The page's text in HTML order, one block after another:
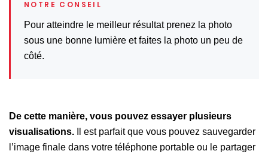
Pour atteindre le meilleur résultat prenez la photo
sous une bonne lumière et faites la photo un peu de
côté.
De cette manière, vous pouvez essayer plusieurs
visualisations. Il est parfait que vous pouvez sauvegarder
l’image finale dans votre téléphone portable ou le partager